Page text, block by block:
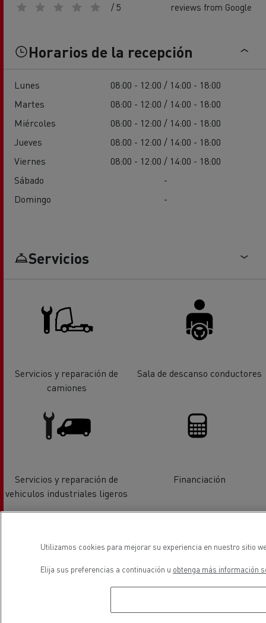
/ 5 reviews from Google
Horarios de la recepción
Lunes
08:00 - 12:00 / 14:00 - 18:00
Martes
08:00 - 12:00 / 14:00 - 18:00
Miércoles
08:00 - 12:00 / 14:00 - 18:00
Jueves
08:00 - 12:00 / 14:00 - 18:00
Viernes
08:00 - 12:00 / 14:00 - 18:00
Sábado
-
Domingo
-
Servicios
Servicios y reparación de
camiones
Sala de descanso conductores
Servicios y reparación de
vehiculos industriales ligeros
Financiación
Utilizamos cookies para mejorar su experiencia en nuestro sitio
Elija sus preferencias a continuación u obtenga más información